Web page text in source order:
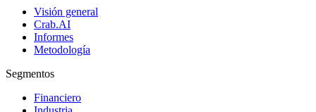
Visión general
Crab.AI
Informes
Metodología
Segmentos
Financiero